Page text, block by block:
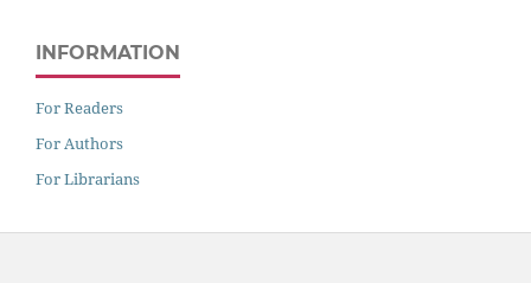
INFORMATION
For Readers
For Authors
For Librarians